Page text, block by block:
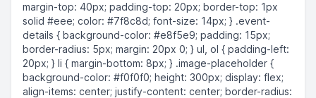
margin-top: 40px; padding-top: 20px; border-top: 1px
solid #eee; color: #7f8c8d; font-size: 14px; } .event-
details { background-color: #e8f5e9; padding: 15px;
border-radius: 5px; margin: 20px 0; } ul, ol { padding-left:
20px; } li { margin-bottom: 8px; } .image-placeholder {
background-color: #f0f0f0; height: 300px; display: flex;
align-items: center; justify-content: center; border-radius: